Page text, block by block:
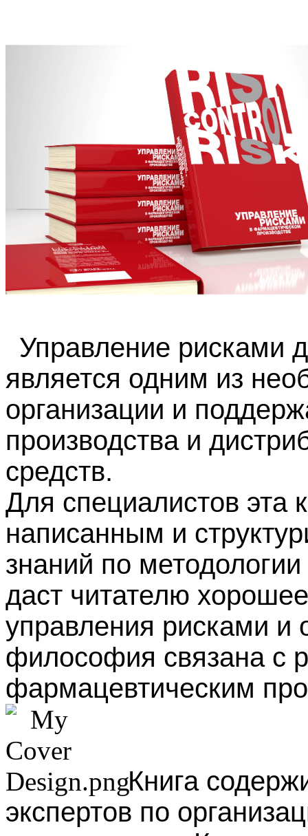
Управление рисками
является одним из
организации и
производства и
средств.
Для специалистов эта
написанным и
знаний по
даст читателю
управления рисками и
философия связана с
фармацевтическим
Книга
экспертов по